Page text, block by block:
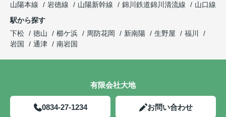
山陽本線
岩徳線 山陽新幹線 錦川鉄道錦川清流線
山口線
駅から探す
下松
徳山 櫛ケ浜 周防花岡 新南陽 生野屋
福川
岩国
通津 南岩国
有限会社大地
0834-27-1234 お問い合わせ